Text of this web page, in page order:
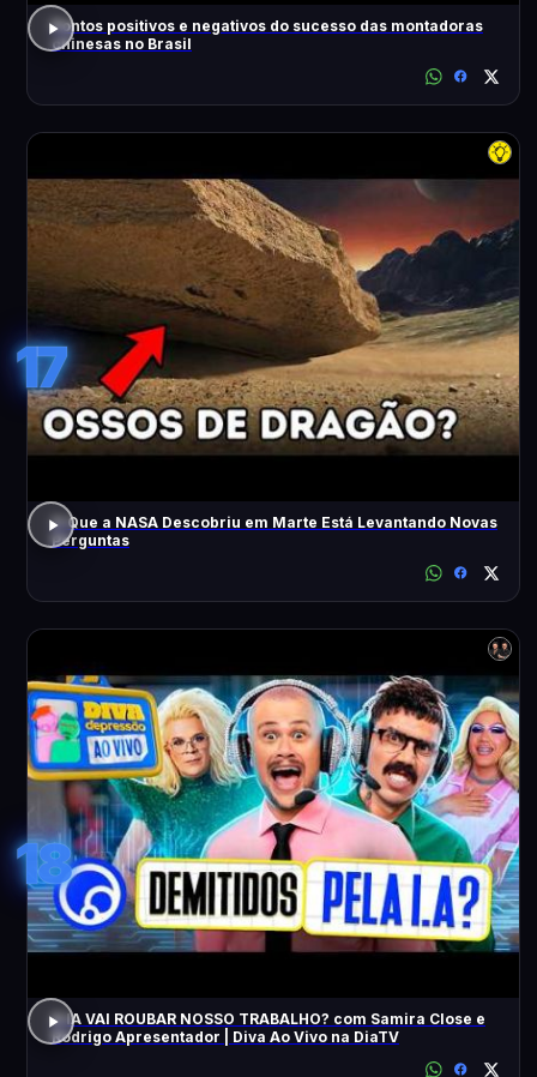
Pontos positivos e negativos do sucesso das montadoras
chinesas no Brasil
17
O Que a NASA Descobriu em Marte Está Levantando Novas
Perguntas
18
A IA VAI ROUBAR NOSSO TRABALHO? com Samira Close e
Rodrigo Apresentador | Diva Ao Vivo na DiaTV